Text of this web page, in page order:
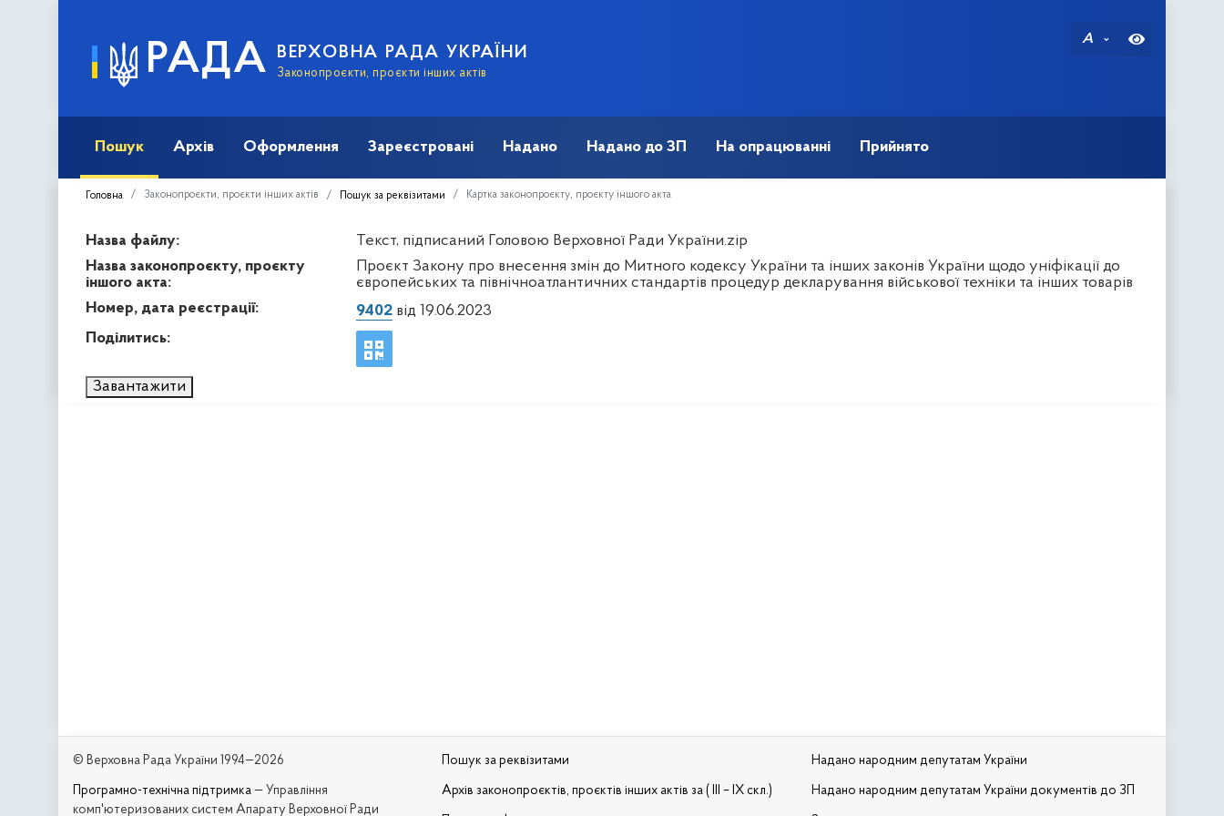
РАДА ВЕРХОВНА РАДА УКРАЇНИ
Законопроєкти, проєкти інших актів
A
Пошук Архів Оформлення Зареєстровані Надано Надано до ЗП На опрацюванні Прийнято
Головна Законопроєкти, проєкти інших актів Пошук за реквізитами Картка законопроєкту, проєкту іншого акта
Назва файлу:
Текст, підписаний Головою Верховної Ради України.zip
Назва законопроєкту, проєкту
іншого акта:
Проєкт Закону про внесення змін до Митного кодексу України та інших законів України щодо уніфікації до
європейських та північноатлантичних стандартів процедур декларування військової техніки та інших товарів
Номер, дата реєстрації:
9402від 19.06.2023
Поділитись:
Завантажити
© Верховна Рада України 1994—2026
Програмно-технічна підтримка — Управління
комп'ютеризованих систем Апарату Верховної Ради
Пошук за реквізитами
Архів законопроєктів, проєктів інших актів за ( III – IX скл.)
Надано народним депутатам України
Надано народним депутатам України документів до ЗП